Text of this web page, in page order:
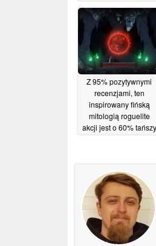
17/05/2026
Z 95% pozytywnymi
recenzjami, ten
inspirowany fińską
mitologią roguelite
akcji jest o 60% tańszy